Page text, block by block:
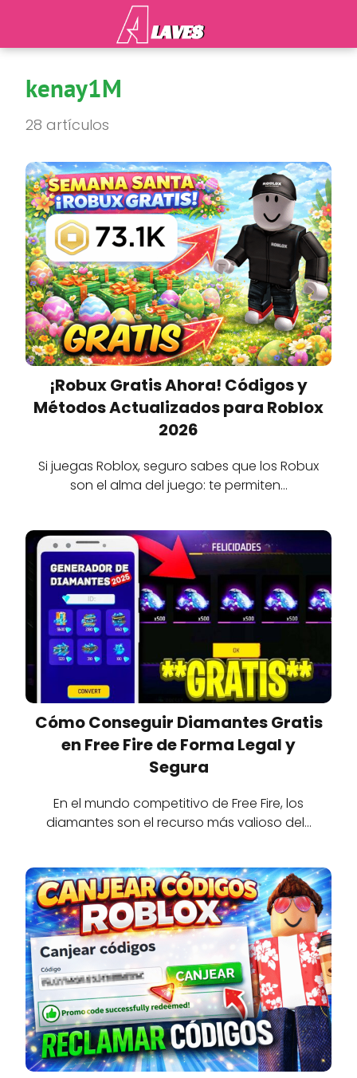
kenay1M
28 artículos
¡Robux Gratis Ahora! Códigos y
Métodos Actualizados para Roblox
2026
Si juegas Roblox, seguro sabes que los Robux
son el alma del juego: te permiten…
Cómo Conseguir Diamantes Gratis
en Free Fire de Forma Legal y
Segura
En el mundo competitivo de Free Fire, los
diamantes son el recurso más valioso del…